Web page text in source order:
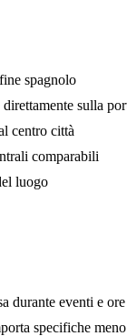
spagnolo
sulla
centro città
comparabili
luogo
durante eventi e
specifiche